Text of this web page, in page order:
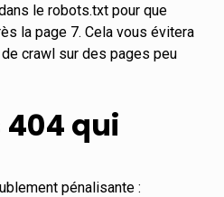
le robots.txt pour que
la page 7. Cela vous évitera
crawl sur des pages peu
404 qui
pénalisante :